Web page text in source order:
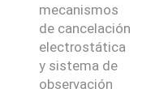
mecanismos
de cancelación
electrostática
y sistema de
observación